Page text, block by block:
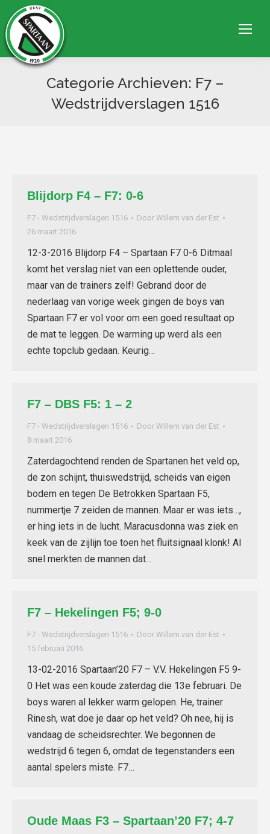
Categorie Archieven: F7 –
Wedstrijdverslagen 1516
Blijdorp F4 – F7: 0-6
F7 - Wedstrijdverslagen 1516 Door Willem van der Est
26 maart 2016
12-3-2016 Blijdorp F4 – Spartaan F7 0-6 Ditmaal
komt het verslag niet van een oplettende ouder,
maar van de trainers zelf! Gebrand door de
nederlaag van vorige week gingen de boys van
Spartaan F7 er vol voor om een goed resultaat op
de mat te leggen. De warming up werd als een
echte topclub gedaan. Keurig…
F7 – DBS F5: 1 – 2
F7 - Wedstrijdverslagen 1516 Door Willem van der Est
8 maart 2016
Zaterdagochtend renden de Spartanen het veld op,
de zon schijnt, thuiswedstrijd, scheids van eigen
bodem en tegen De Betrokken Spartaan F5,
nummertje 7 zeiden de mannen. Maar er was iets…,
er hing iets in de lucht. Maracusdonna was ziek en
keek van de zijlijn toe toen het fluitsignaal klonk! Al
snel merkten de mannen dat…
F7 – Hekelingen F5; 9-0
F7 - Wedstrijdverslagen 1516 Door Willem van der Est
15 februari 2016
13-02-2016 Spartaan’20 F7 – V.V. Hekelingen F5 9-
0 Het was een koude zaterdag die 13e februari. De
boys waren al lekker warm gelopen. He, trainer
Rinesh, wat doe je daar op het veld? Oh nee, hij is
vandaag de scheidsrechter. We begonnen de
wedstrijd 6 tegen 6, omdat de tegenstanders een
aantal spelers miste. F7…
Oude Maas F3 – Spartaan’20 F7; 4-7